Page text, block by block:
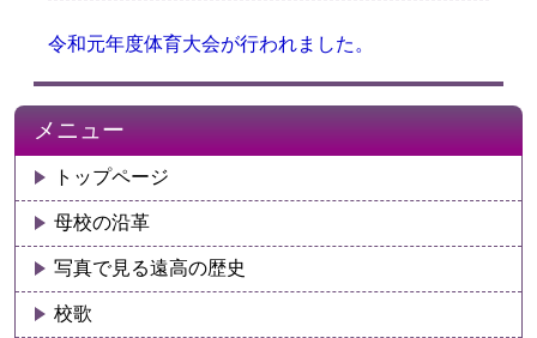
令和元年度体育大会が行われました。
メニュー
トップページ
母校の沿革
写真で見る遠高の歴史
校歌